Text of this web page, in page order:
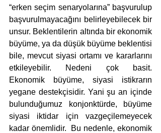
“erken seçim senaryolarına” başvurulup
başvurulmayacağını belirleyebilecek bir
unsur. Beklentilerin altında bir ekonomik
büyüme, ya da düşük büyüme beklentisi
bile, mevcut siyasi ortamı ve kararlarını
etkileyebilir. Nedeni çok basit.
Ekonomik büyüme, siyasi istikrarın
yegane destekçisidir. Yani şu an içinde
bulunduğumuz konjonktürde, büyüme
siyasi iktidar için vazgeçilemeyecek
kadar önemlidir.  Bu nedenle, ekonomik